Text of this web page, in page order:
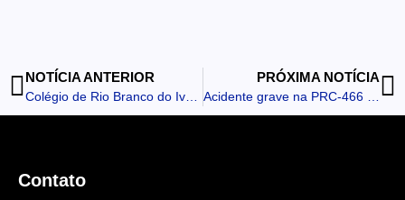
NOTÍCIA ANTERIOR PRÓXIMA NOTÍCIA
Contato